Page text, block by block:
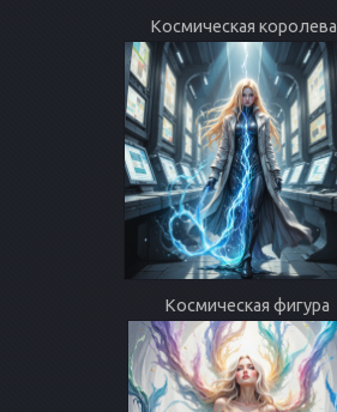
Космическая королева
Космическая фигура